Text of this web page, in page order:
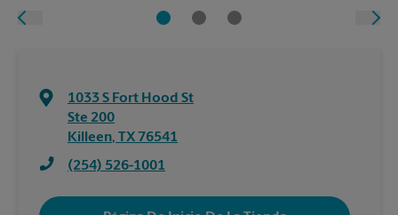
1033 S Fort Hood St
Ste 200
Killeen, TX 76541
(254) 526-1001